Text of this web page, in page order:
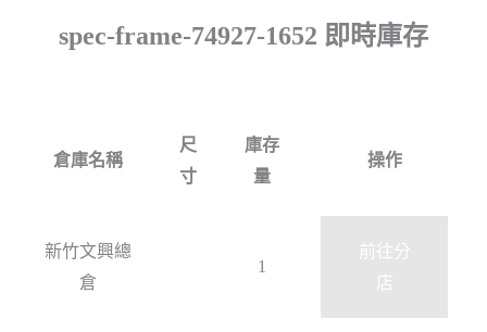
spec-frame-74927-1652 即時庫存
倉庫名稱
尺
寸
庫存
量
操作
新竹文興總
倉
1
前往分
店